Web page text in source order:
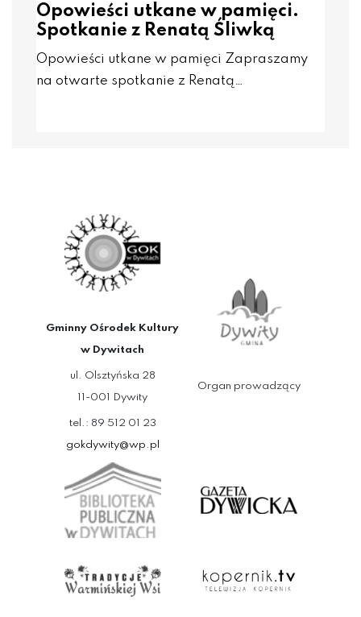
Opowieści utkane w pamięci.
Spotkanie z Renatą Śliwką
Opowieści utkane w pamięci Zapraszamy
na otwarte spotkanie z Renatą…
Gminny Ośrodek Kultury
w Dywitach
ul. Olsztyńska 28
11-001 Dywity
tel.: 89 512 01 23
gokdywity@wp.pl
Organ prowadzący